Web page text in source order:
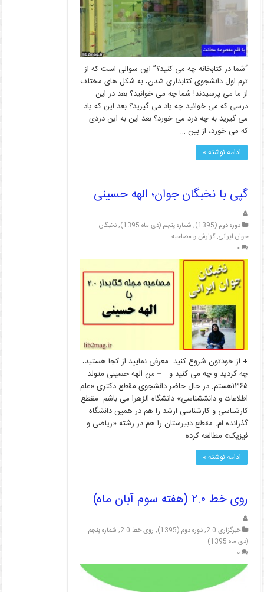
“شما در کتابخانه چه می کنید؟” این سوالی است که از
ترم اول دانشجوی کتابداری شدن، به شکل های مختلف
از ما می پرسیدند! شما چه می خوانید؟ بعد در این
درسی که می خوانید چه یاد می گیرید؟ بعد این که یاد
می گیرید به چه درد می خورد؟ بعد این به این دردی
که می خورد، از بین …
ادامه نوشته »
گپی با نخبگان جوان؛ الهه حسینی
دوره دوم (1395) , شماره پنجم (دی ماه 1395) ,نخبگان
جوان ایرانی,گزارش و مصاحبه
۰
+ از خودتون شروع کنید معرفی نمایید از کجا هستید،
چه کردید و چه می کنید و… – من الهه حسینی متولد
۱۳۶۵هستم. در حال حاضر دانشجوی مقطع دکتری «علم
اطلاعات و دانش­شناسی» دانشگاه الزهرا می­ باشم. مقطع
کارشناسی و کارشناسی ارشد را هم در همین دانشگاه
گذرانده ام. مقطع دبیرستان را هم در رشته «ریاضی و
فیزیک» مطالعه کرده …
ادامه نوشته »
روی خط ۲.۰ (هفته سوم آبان ماه)
خبرگزاری 2.0 ,دوره دوم (1395) , روی خط 2.0 , شماره پنجم
(دی ماه 1395)
۰